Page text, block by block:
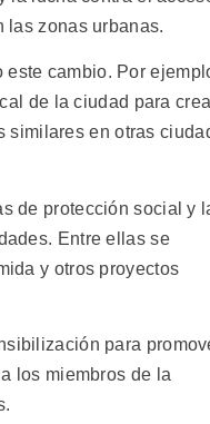
las zonas urbanas.
cambio. Por
de la ciudad para
similares en otras
de protección social y
Entre ellas se
y otros proyectos
para
los miembros de la